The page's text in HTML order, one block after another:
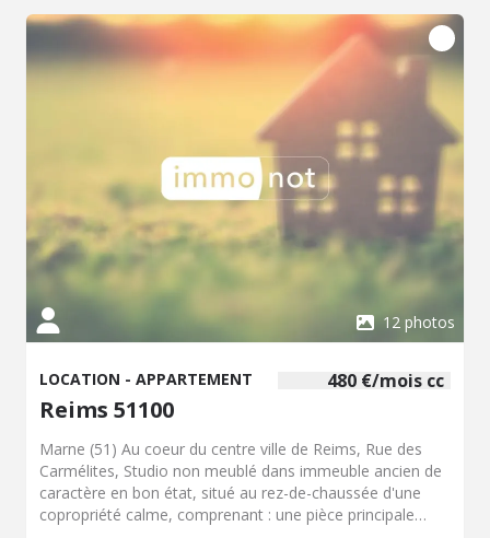
Frais de bail avec état des lieux Huissier Justice, à charge
du locataire 258,00 € Disponible immédiatement. Les
informations sur les risques auxquels ce bien est exposé
sont disponibles sur le site Géorisques :
www.georisques.gouv.fr (nouv.art.R.125-25I, C.Env.)
12 photos
480 €/mois cc
LOCATION - APPARTEMENT
Reims 51100
Marne (51) Au coeur du centre ville de Reims, Rue des
Carmélites, Studio non meublé dans immeuble ancien de
caractère en bon état, situé au rez-de-chaussée d'une
copropriété calme, comprenant : une pièce principale